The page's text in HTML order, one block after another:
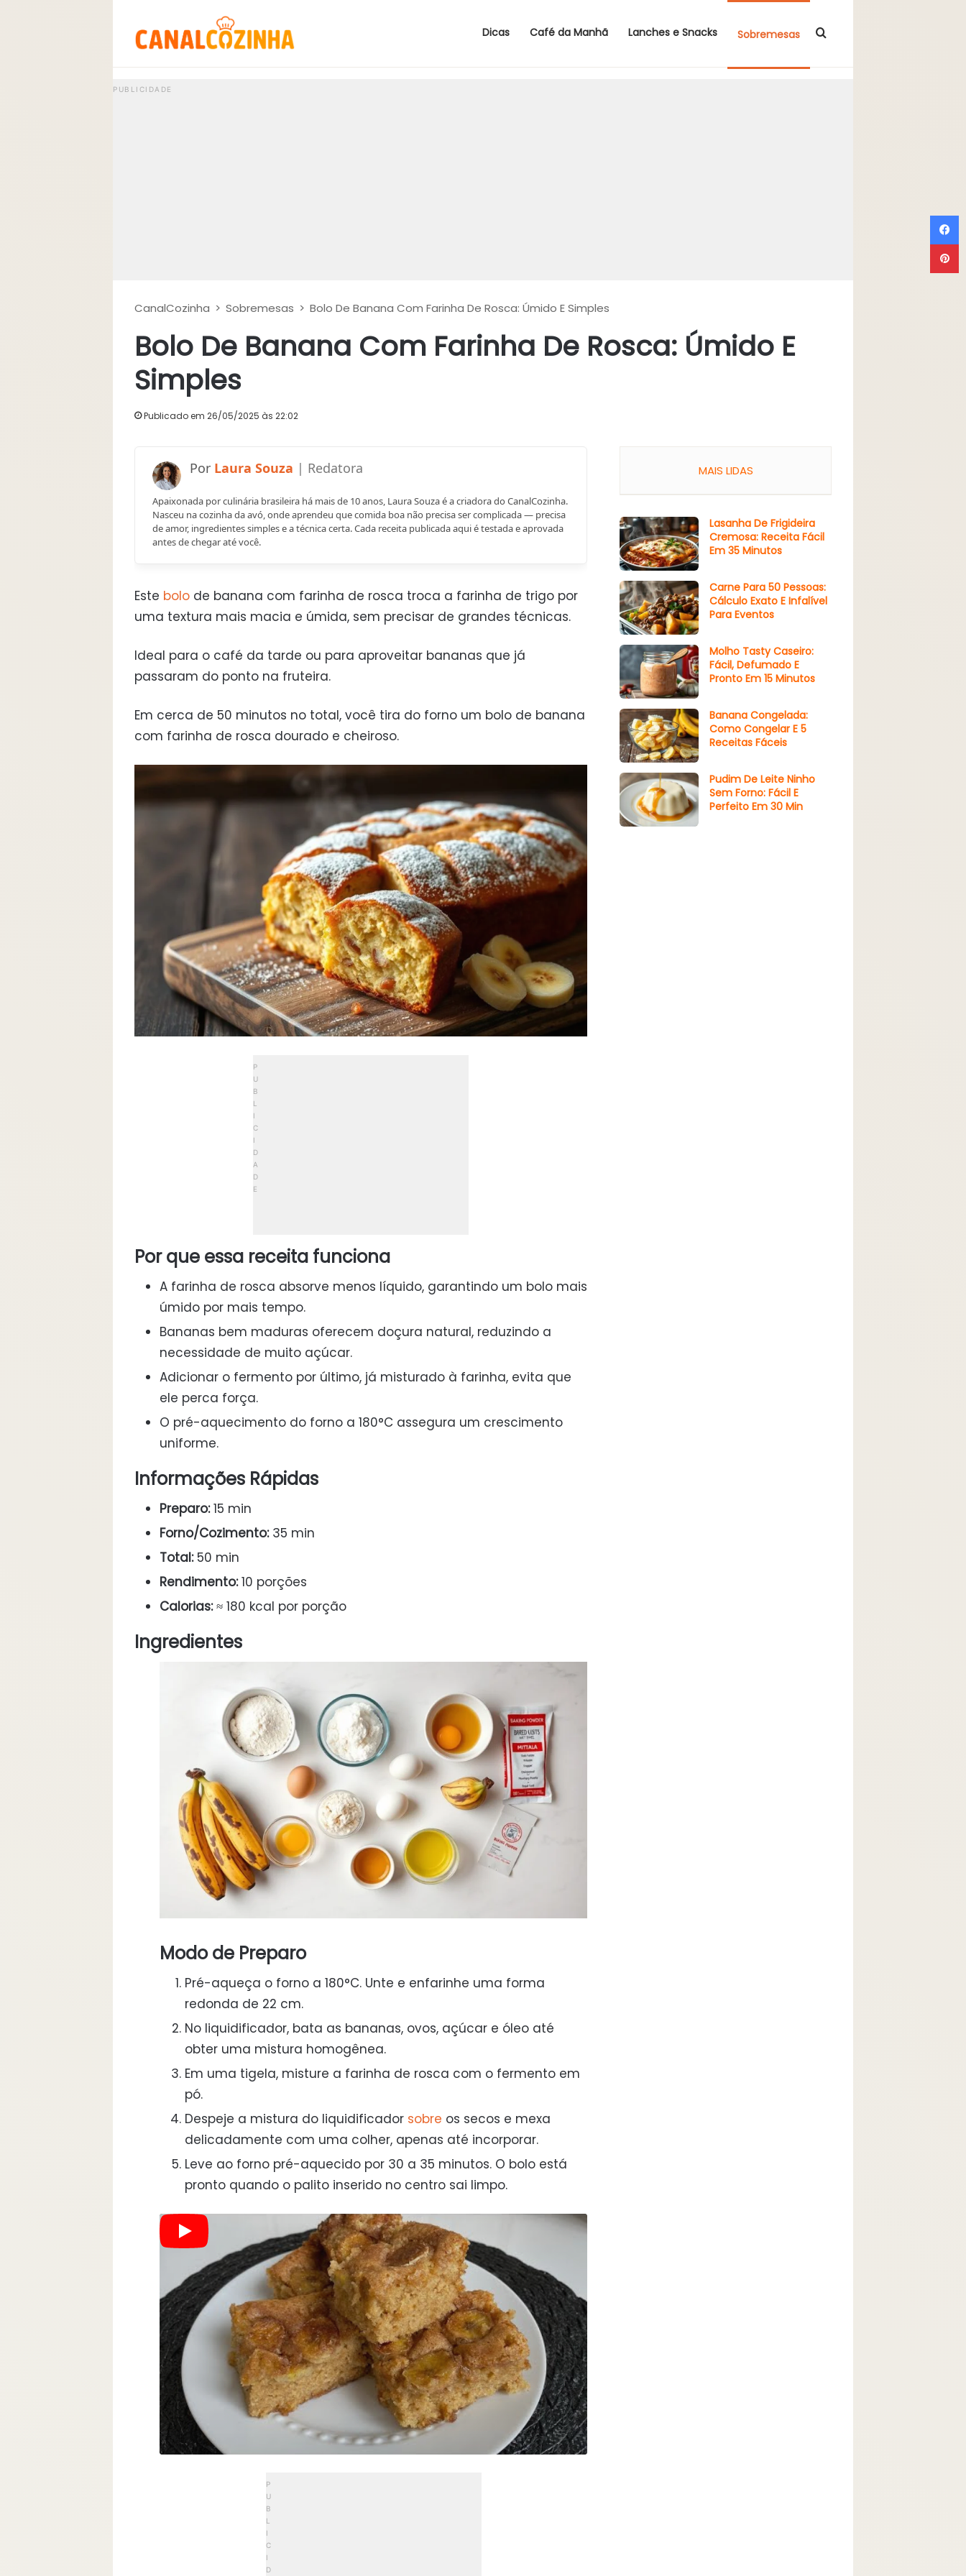
Dicas Café da Manhã Lanches e Snacks Sobremesas Procurar por
CanalCozinha > Sobremesas > Bolo De Banana Com Farinha De Rosca: Úmido E Simples
Bolo De Banana Com Farinha De Rosca: Úmido E
Simples
Publicado em 26/05/2025 às 22:02
Laura Souza
Apaixonada por culinária brasileira há mais de 10 anos, Laura Souza é a criadora do CanalCozinha.
Nasceu na cozinha da avó, onde aprendeu que comida boa não precisa ser complicada — precisa
de amor, ingredientes simples e a técnica certa. Cada receita publicada aqui é testada e aprovada
antes de chegar até você.
Este bolo de banana com farinha de rosca troca a farinha de trigo por
uma textura mais macia e úmida, sem precisar de grandes técnicas.
Ideal para o café da tarde ou para aproveitar bananas que já
passaram do ponto na fruteira.
Em cerca de 50 minutos no total, você tira do forno um bolo de banana
com farinha de rosca dourado e cheiroso.
Por que essa receita funciona
A farinha de rosca absorve menos líquido, garantindo um bolo mais
úmido por mais tempo.
Bananas bem maduras oferecem doçura natural, reduzindo a
necessidade de muito açúcar.
Adicionar o fermento por último, já misturado à farinha, evita que
ele perca força.
O pré-aquecimento do forno a 180°C assegura um crescimento
uniforme.
Informações Rápidas
Preparo:15 min
Forno/Cozimento:35 min
Total:50 min
Rendimento:10 porções
Calorias:≈ 180 kcal por porção
Ingredientes
Modo de Preparo
Pré-aqueça o forno a 180°C. Unte e enfarinhe uma forma
redonda de 22 cm.
No liquidificador, bata as bananas, ovos, açúcar e óleo até
obter uma mistura homogênea.
Em uma tigela, misture a farinha de rosca com o fermento em
pó.
Despeje a mistura do liquidificador sobre os secos e mexa
delicadamente com uma colher, apenas até incorporar.
Leve ao forno pré-aquecido por 30 a 35 minutos. O bolo está
pronto quando o palito inserido no centro sai limpo.
MAIS LIDAS
Lasanha De Frigideira
Cremosa: Receita Fácil
Em 35 Minutos
Carne Para 50 Pessoas:
Cálculo Exato E Infalível
Para Eventos
Molho Tasty Caseiro:
Fácil, Defumado E
Pronto Em 15 Minutos
Banana Congelada:
Como Congelar E 5
Receitas Fáceis
Pudim De Leite Ninho
Sem Forno: Fácil E
Perfeito Em 30 Min